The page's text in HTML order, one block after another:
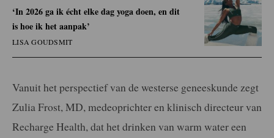
‘In 2026 ga ik écht elke dag yoga doen, en dit
is hoe ik het aanpak’
LISA GOUDSMIT
Vanuit het perspectief van de westerse geneeskunde zegt
Zulia Frost, MD, medeoprichter en klinisch directeur van
Recharge Health, dat het drinken van warm water een